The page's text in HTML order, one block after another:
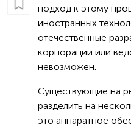
подход к этому
иностранных
отечественные
корпорации или
невозможен.
Существующие на
разделить на
это аппаратное